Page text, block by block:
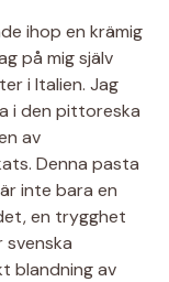
ihop en krämig
på mig själv
i Italien. Jag
i den pittoreska
av
Denna pasta
inte bara en
en trygghet
svenska
blandning av